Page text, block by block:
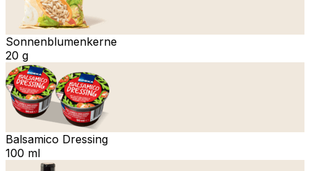
Sonnenblumenkerne
20 g
Balsamico Dressing
100 ml